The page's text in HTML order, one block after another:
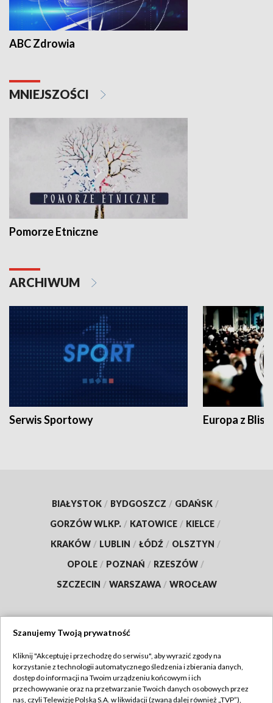
ABC Zdrowia
MNIEJSZOŚCI
Pomorze Etniczne
ARCHIWUM
Serwis Sportowy Europa z
BIAŁYSTOK / BYDGOSZCZ / GDAŃSK /
GORZÓW WLKP. / KATOWICE / KIELCE /
KRAKÓW / LUBLIN / ŁÓDŹ / OLSZTYN /
OPOLE / POZNAŃ / RZESZÓW /
SZCZECIN / WARSZAWA / WROCŁAW
TVP
Abonament TVP
Regulamin TVP
Szanujemy Twoją prywatność
Kliknij "Akceptuję i przechodzę do serwisu", aby wyrazić zgody na
korzystanie z technologii automatycznego śledzenia i zbierania danych,
dostęp do informacji na Twoim urządzeniu końcowym i ich
przechowywanie oraz na przetwarzanie Twoich danych osobowych przez
nas, czyli Telewizję Polską S.A. w likwidacji (zwaną dalej również „TVP”),